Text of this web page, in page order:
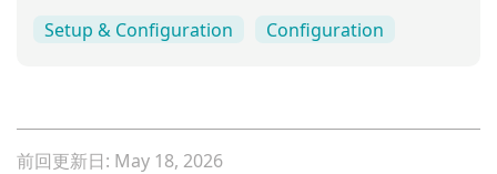
Setup & Configuration Configuration
前回更新日: May 18, 2026